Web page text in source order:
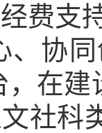
费支
、协
，在
社科